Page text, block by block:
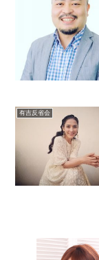
有吉反省会